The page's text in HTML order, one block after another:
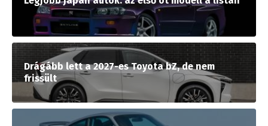
Drágább lett a 2027-es Toyota bZ, de nem
frissült